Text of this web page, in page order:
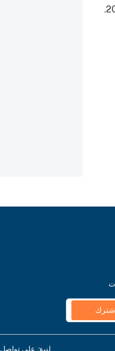
اشترك
لنبقَ على تواصل